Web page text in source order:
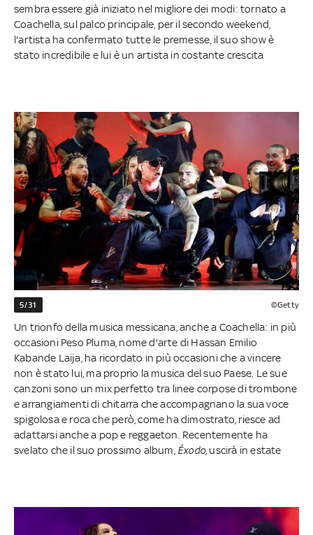
sembra essere già iniziato nel migliore dei modi: tornato a
Coachella, sul palco principale, per il secondo weekend,
l'artista ha confermato tutte le premesse, il suo show è
stato incredibile e lui è un artista in costante crescita
5/31 ©Getty
Un trionfo della musica messicana, anche a Coachella: in più
occasioni Peso Pluma, nome d'arte di Hassan Emilio
Kabande Laija, ha ricordato in più occasioni che a vincere
non è stato lui, ma proprio la musica del suo Paese. Le sue
canzoni sono un mix perfetto tra linee corpose di trombone
e arrangiamenti di chitarra che accompagnano la sua voce
spigolosa e roca che però, come ha dimostrato, riesce ad
adattarsi anche a pop e reggaeton. Recentemente ha
svelato che il suo prossimo album, Éxodo, uscirà in estate